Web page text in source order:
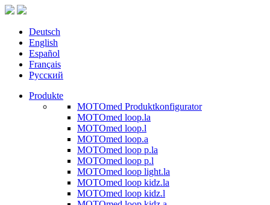
Deutsch
English
Español
Français
Русский
Produkte
MOTOmed Produktkonfigurator
MOTOmed loop.la
MOTOmed loop.l
MOTOmed loop.a
MOTOmed loop p.la
MOTOmed loop p.l
MOTOmed loop light.la
MOTOmed loop kidz.la
MOTOmed loop kidz.l